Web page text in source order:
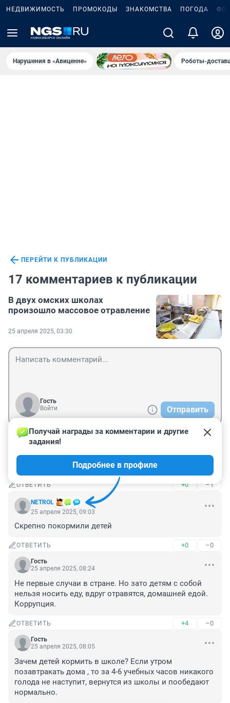
НЕДВИЖИМОСТЬ ПРОМОКОДЫ ЗНАКОМСТВА ПОГОДА
Нарушения в «Авиценне» Роботы-
ПЕРЕЙТИ К ПУБЛИКАЦИИ
17 комментариев к публикации
В двух омских школах
произошло массовое отравление
25 апреля 2025, 03:30
Гость
Войти
Отправить
Гость
Очень похоже на теракт ?
ОТВЕТИТЬ +0 –1
NETROL
Получай награды за комментарии и другие
задания!
Подробнее в профиле
25 апреля 2025, 09:03
Скрепно покормили детей
ОТВЕТИТЬ +0 –0
Гость
25 апреля 2025, 08:24
Не первые случаи в стране. Но зато детям с собой
нельзя носить еду, вдруг отравятся, домашней едой.
Коррупция.
ОТВЕТИТЬ +4 –0
Гость
25 апреля 2025, 08:05
Зачем детей кормить в школе? Если утром
позавтракать дома , то за 4-6 учебных часов никакого
голода не наступит, вернутся из школы и пообедают
нормально.